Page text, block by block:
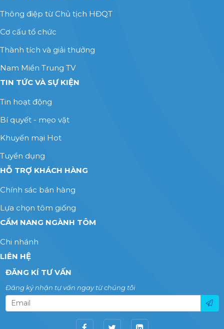
Thông điệp từ Chủ tịch HĐQT
Cơ cấu tổ chức
Thành tích và giải thưởng
Nam Miền Trung TV
TIN TỨC VÀ SỰ KIỆN
Tin hoạt động
Bí quyết - mẹo vặt
Khuyến mại Hot
Tuyển dụng
HỖ TRỢ KHÁCH HÀNG
Chính sác bán hàng
Lựa chọn tôm giống
CẨM NANG NGÀNH TÔM
Chi nhánh
LIÊN HỆ
ĐĂNG KÍ TƯ VẤN
Đăng ký nhận tự vấn ngay từ chúng tôi